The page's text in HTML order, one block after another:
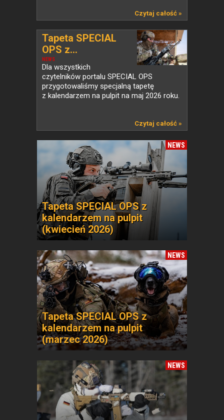
Czytaj całość »
NEWS
Tapeta SPECIAL
OPS z...
Dla wszystkich
czytelników portalu SPECIAL OPS
przygotowaliśmy specjalną tapetę
z kalendarzem na pulpit na maj 2026 roku.
Czytaj całość »
NEWS
Tapeta SPECIAL OPS z
kalendarzem na pulpit
(kwiecień 2026)
NEWS
Tapeta SPECIAL OPS z
kalendarzem na pulpit
(marzec 2026)
NEWS